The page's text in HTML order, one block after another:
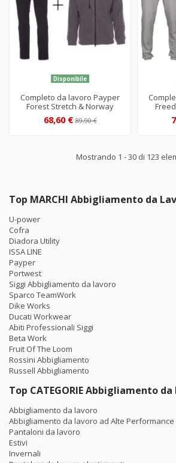
Disponibile
Completo da lavoro Payper
Forest Stretch & Norway
68,60 €89,90 €
Mostrando 1 - 30 di 123
Top MARCHI Abbigliamento da
U-power
Cofra
Diadora Utility
ISSA LINE
Payper
Portwest
Siggi Abbigliamento da lavoro
Sparco TeamWork
Dike Works
Ducati Workwear
Abiti Professionali Siggi
Beta Work
Fruit Of The Loom
Rossini Abbigliamento
Russell Abbigliamento
Top CATEGORIE Abbigliamento
Abbigliamento da lavoro
Abbigliamento da lavoro ad Alte Performance
Pantaloni da lavoro
Estivi
Invernali